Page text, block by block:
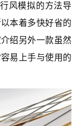
风模拟的方法导
本着多快好省的
绍另外一款虽然
易上手与使用的